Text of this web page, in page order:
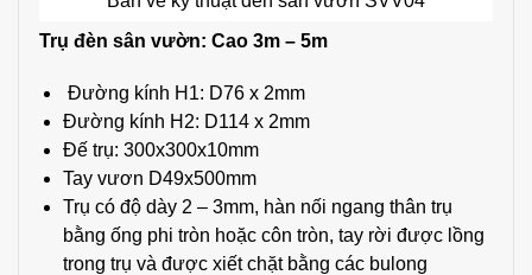
Trụ đèn sân vườn: Cao 3m – 5m
Đường kính H1: D76 x 2mm
Đường kính H2: D114 x 2mm
Đế trụ: 300x300x10mm
Tay vươn D49x500mm
Trụ có độ dày 2 – 3mm, hàn nối ngang thân trụ
bằng ống phi tròn hoặc côn tròn, tay rời được lồng
trong trụ và được xiết chặt bằng các bulong